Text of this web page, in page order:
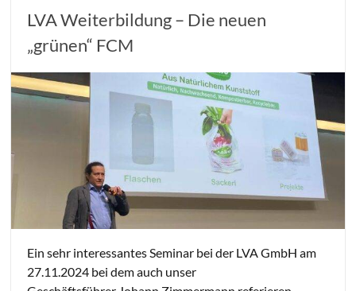
LVA Weiterbildung – Die neuen
„grünen“ FCM
Ein sehr interessantes Seminar bei der LVA GmbH am
27.11.2024 bei dem auch unser